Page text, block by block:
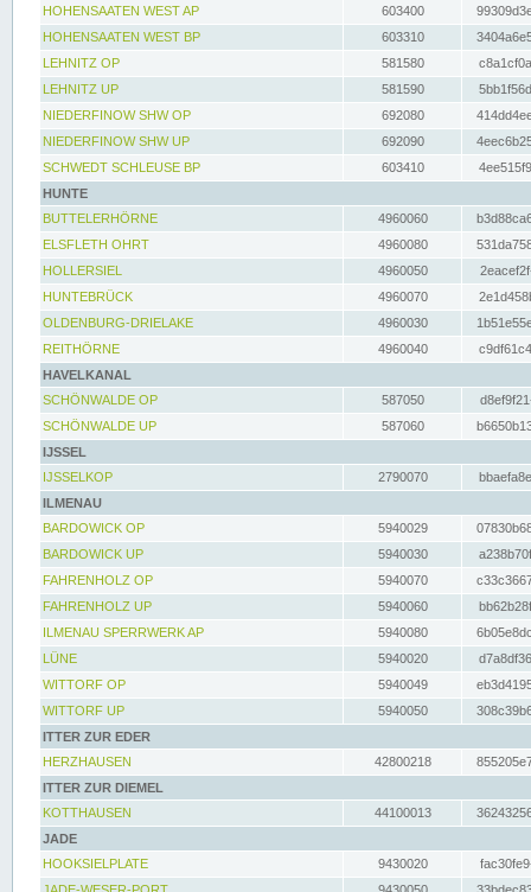
HOHENSAATEN WEST AP
603400
HOHENSAATEN WEST BP
603310
LEHNITZ OP
581580
LEHNITZ UP
581590
NIEDERFINOW SHW OP
692080
NIEDERFINOW SHW UP
692090
SCHWEDT SCHLEUSE BP
603410
HUNTE
BUTTELERHÖRNE
4960060
ELSFLETH OHRT
4960080
HOLLERSIEL
4960050
HUNTEBRÜCK
4960070
OLDENBURG-DRIELAKE
4960030
REITHÖRNE
4960040
HAVELKANAL
SCHÖNWALDE OP
587050
SCHÖNWALDE UP
587060
IJSSEL
IJSSELKOP
2790070
ILMENAU
BARDOWICK OP
5940029
BARDOWICK UP
5940030
FAHRENHOLZ OP
5940070
FAHRENHOLZ UP
5940060
ILMENAU SPERRWERK AP
5940080
LÜNE
5940020
WITTORF OP
5940049
WITTORF UP
5940050
ITTER ZUR EDER
HERZHAUSEN
42800218
ITTER ZUR DIEMEL
KOTTHAUSEN
44100013
JADE
HOOKSIELPLATE
9430020